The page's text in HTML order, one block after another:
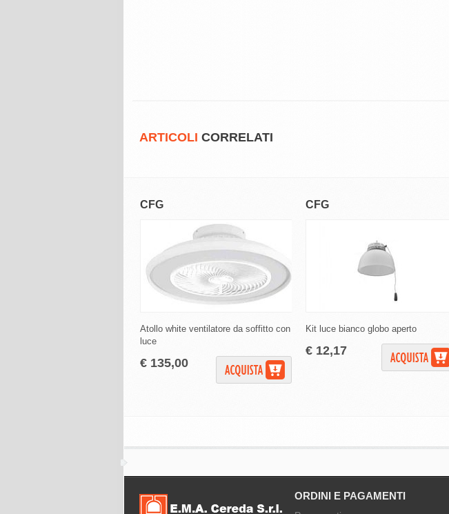
ARTICOLI CORRELATI
CFG
Atollo white ventilatore da soffitto con
luce
€ 135,00
CFG
Kit luce bianco globo aperto
€ 12,17
ORDINI E PAGAMENTI